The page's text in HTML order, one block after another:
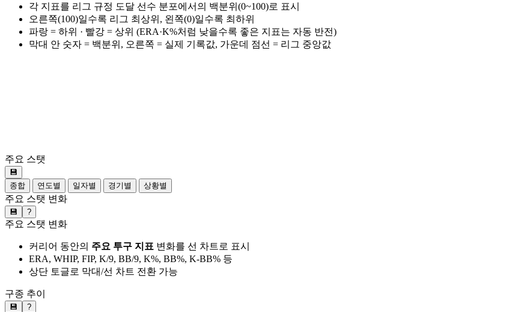
각 지표를 리그 규정 도달 선수 분포에서의 백분위(0~100)로 표시
오른쪽(100)일수록 리그 최상위, 왼쪽(0)일수록 최하위
파랑 = 하위 · 빨강 = 상위 (ERA·K%처럼 낮을수록 좋은 지표는 자동 반전)
막대 안 숫자 = 백분위, 오른쪽 = 실제 기록값, 가운데 점선 = 리그 중앙값
주요 스탯
💾
종합
연도별 일자별 경기별 상황별
주요 스탯 변화
💾 ?
주요 스탯 변화
커리어 동안의 주요 투구 지표 변화를 선 차트로 표시
ERA, WHIP, FIP, K/9, BB/9, K%, BB%, K-BB% 등
상단 토글로 막대/선 차트 전환 가능
구종 추이
💾 ?